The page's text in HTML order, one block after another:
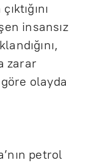
insansız
zarar
olayda
petrol